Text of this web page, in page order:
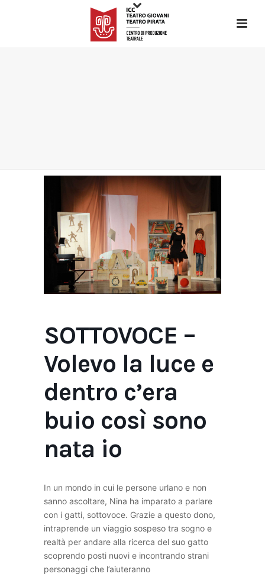
SOTTOVOCE –
Volevo la luce e
dentro c’era
buio così sono
nata io
In un mondo in cui le persone urlano e non
sanno ascoltare, Nina ha imparato a parlare
con i gatti, sottovoce. Grazie a questo dono,
intraprende un viaggio sospeso tra sogno e
realtà per andare alla ricerca del suo gatto
scoprendo posti nuovi e incontrando strani
personaggi che l’aiuteranno